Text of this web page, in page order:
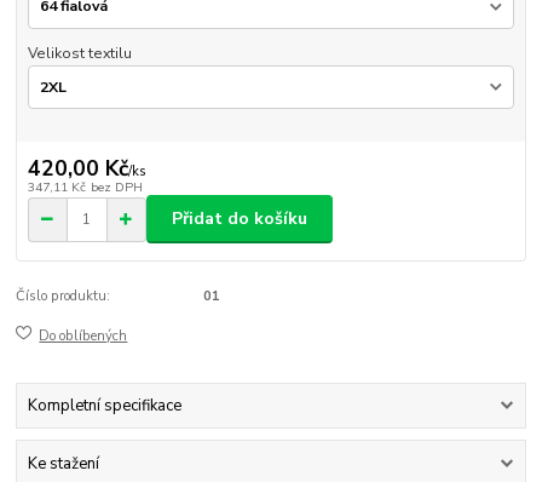
Velikost textilu
420,00 Kč/ks
347,11 Kč bez DPH
Přidat do košíku
Číslo produktu: 01
Do oblíbených
Kompletní specifikace
Ke stažení